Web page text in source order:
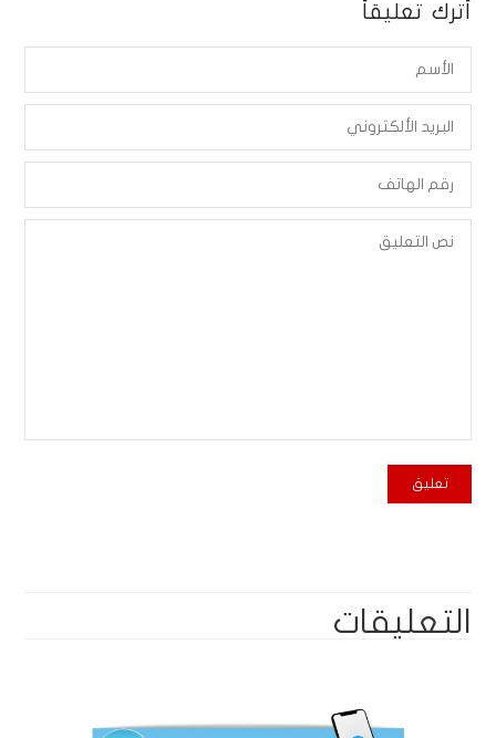
أترك تعليقاً
التعليقات